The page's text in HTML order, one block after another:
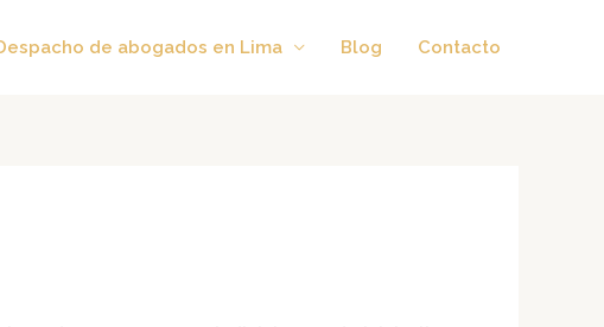
de abogados en Lima Blog Contacto